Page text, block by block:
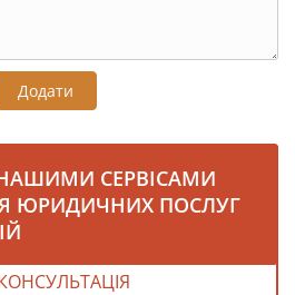
Додати
СЕРВІСАМИ
ЮРИДИЧНИХ ПОСЛУГ